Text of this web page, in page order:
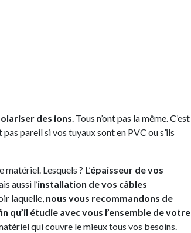
des ions. Tous n’ont pas la même. C’est
pareil si vos tuyaux sont en PVC ou s’ils
Lesquels ? L’épaisseur de vos
aussi l’installation de vos câbles
laquelle, nous vous recommandons de
qu’il étudie avec vous l’ensemble de votre
qui couvre le mieux tous vos besoins.